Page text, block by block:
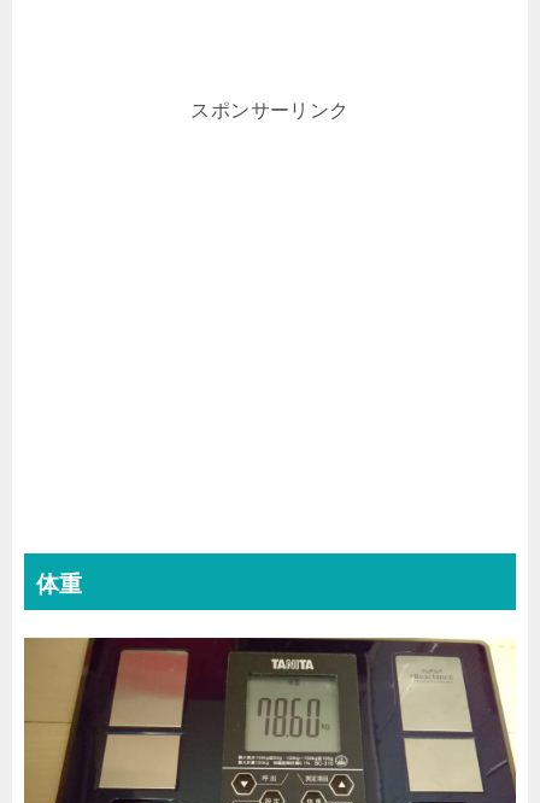
スポンサーリンク
体重